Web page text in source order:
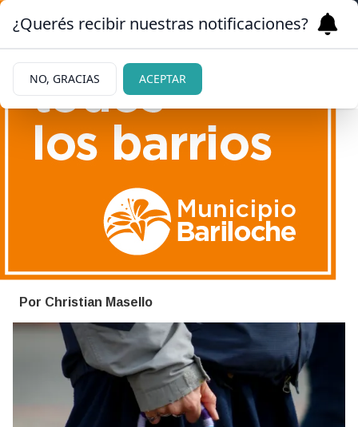
El INAI tiene nuevo titular
Por Christian Masello
¿Querés recibir nuestras notificaciones?
NO, GRACIAS ACEPTAR